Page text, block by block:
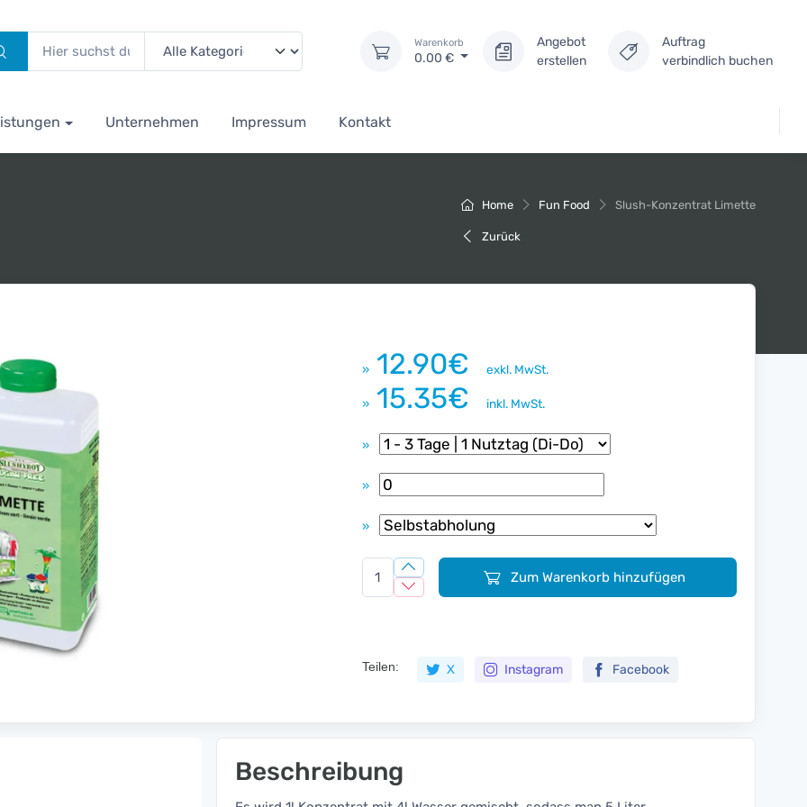
Warenkorb
0.00 €
Angebot
erstellen
Auftrag
verbindlich buchen
Unternehmen Impressum Kontakt
Home Fun Food Slush-Konzentrat Limette
Zurück
» 12.90€ exkl. MwSt.
» 15.35€ inkl. MwSt.
»
»
»
Zum Warenkorb hinzufügen
Teilen: X Instagram Facebook
Beschreibung